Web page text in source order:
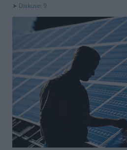
Diskuse: 9